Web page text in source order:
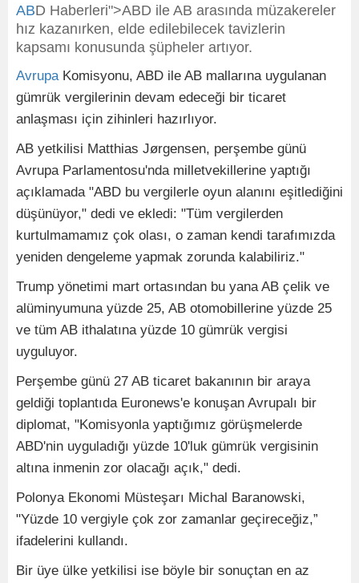
ABD Haberleri">ABD ile AB arasında müzakereler
hız kazanırken, elde edilebilecek tavizlerin
kapsamı konusunda şüpheler artıyor.
AvrupaKomisyonu, ABD ile AB mallarına uygulanan
gümrük vergilerinin devam edeceği bir ticaret
anlaşması için zihinleri hazırlıyor.
AB yetkilisi Matthias Jørgensen, perşembe günü
Avrupa Parlamentosu'nda milletvekillerine yaptığı
açıklamada "ABD bu vergilerle oyun alanını eşitlediğini
düşünüyor," dedi ve ekledi: "Tüm vergilerden
kurtulmamamız çok olası, o zaman kendi tarafımızda
yeniden dengeleme yapmak zorunda kalabiliriz."
Trump yönetimi mart ortasından bu yana AB çelik ve
alüminyumuna yüzde 25, AB otomobillerine yüzde 25
ve tüm AB ithalatına yüzde 10 gümrük vergisi
uyguluyor.
Perşembe günü 27 AB ticaret bakanının bir araya
geldiği toplantıda Euronews'e konuşan Avrupalı bir
diplomat, "Komisyonla yaptığımız görüşmelerde
ABD'nin uyguladığı yüzde 10'luk gümrük vergisinin
altına inmenin zor olacağı açık," dedi.
Polonya Ekonomi Müsteşarı Michal Baranowski,
"Yüzde 10 vergiyle çok zor zamanlar geçireceğiz,”
ifadelerini kullandı.
Bir üye ülke yetkilisi ise böyle bir sonuçtan en az